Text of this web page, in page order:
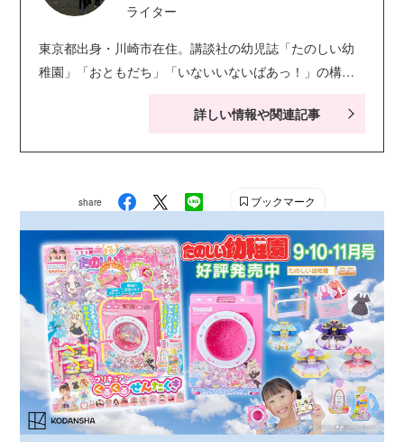
ライター
東京都出身・川崎市在住。講談社の幼児誌「たのしい幼
稚園」「おともだち」「いないいないばあっ！」の構
ック・知育ドリルなども手がける。現在小学生の娘２人
詳しい情報や関連記事
share ブックマーク